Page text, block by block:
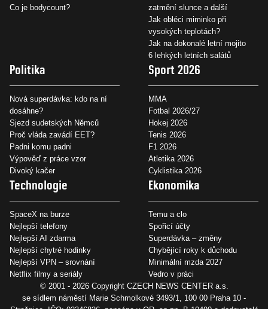
Co je bodycount?
zatmění slunce a další
Jak obléci miminko při
vysokých teplotách?
Jak na dokonalé letní mojito
6 lehkých letních salátů
Politika
Nová superdávka: kdo na ní
dosáhne?
Sjezd sudetských Němců
Proč vláda zavádí EET?
Padni komu padni
Výpověď z práce vzor
Divoký kačer
Sport 2026
MMA
Fotbal 2026/27
Hokej 2026
Tenis 2026
F1 2026
Atletika 2026
Cyklistika 2026
Technologie
SpaceX na burze
Nejlepší telefony
Nejlepší AI zdarma
Nejlepší chytré hodinky
Nejlepší VPN – srovnání
Netflix filmy a seriály
Ekonomika
Temu a clo
Spořicí účty
Superdávka – změny
Chybějící roky k důchodu
Minimální mzda 2027
Vedro v práci
© 2001 - 2026 Copyright CZECH NEWS CENTER a.s.
se sídlem náměstí Marie Schmolkové 3493/1, 100 00 Praha 10 -